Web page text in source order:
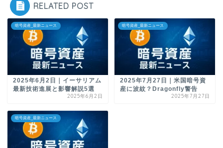
RELATED POST
暗号資産_最新ニュース
2025年6月2日｜イーサリアム
最新技術進展と影響解説5選
2025年6月2日
暗号資産_最新ニュース
2025年7月27日｜米国暗号資
産に波紋？Dragonfly警告
2025年7月27日
暗号資産_最新ニュース